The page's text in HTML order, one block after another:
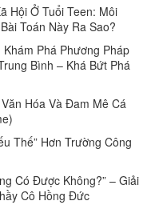
Hội Ở Tuổi Teen: Môi
Toán Này Ra Sao?
Phá Phương Pháp
Bình – Khá Bứt Phá
Hóa Và Đam Mê Cá
Thế” Hơn Trường Công
Có Được Không?” – Giải
Cô Hồng Đức